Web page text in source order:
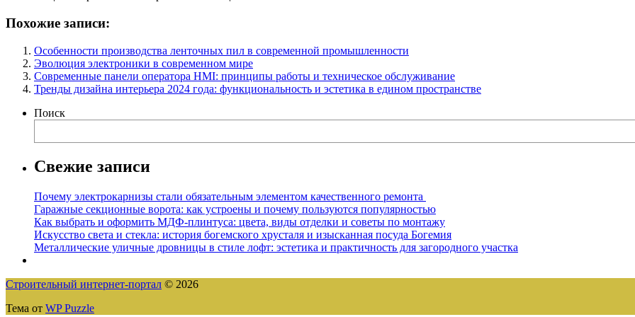
Похожие записи:
Особенности производства ленточных пил в современной промышленности
Эволюция электроники в современном мире
Современные панели оператора HMI: принципы работы и техническое обслуживание
Тренды дизайна интерьера 2024 года: функциональность и эстетика в едином пространстве
Поиск
Свежие записи
Почему электрокарнизы стали обязательным элементом качественного ремонта
Гаражные секционные ворота: как устроены и почему пользуются популярностью
Как выбрать и оформить МДФ-плинтуса: цвета, виды отделки и советы по монтажу
Искусство света и стекла: история богемского хрусталя и изысканная посуда Богемия
Металлические уличные дровницы в стиле лофт: эстетика и практичность для загородного участка
Строительный интернет-портал © 2026
Тема от WP Puzzle